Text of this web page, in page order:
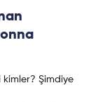
kimler? Şimdiye